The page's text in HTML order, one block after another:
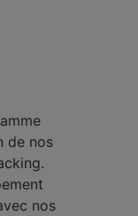
de nos
nos